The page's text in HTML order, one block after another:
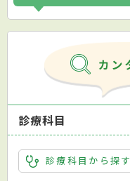
診療科目
診療科目から探す